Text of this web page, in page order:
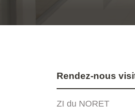
Rendez-nous
ZI du NORET